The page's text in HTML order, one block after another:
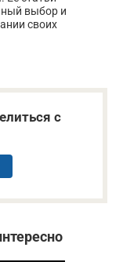
выбор и
своих
с